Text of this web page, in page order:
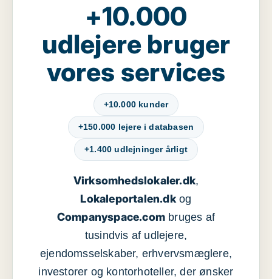
+10.000
udlejere bruger
vores services
+10.000 kunder
+150.000 lejere i databasen
+1.400 udlejninger årligt
Virksomhedslokaler.dk,
Lokaleportalen.dkog
Companyspace.com bruges af
tusindvis af udlejere,
ejendomsselskaber, erhvervsmæglere,
investorer og kontorhoteller, der ønsker